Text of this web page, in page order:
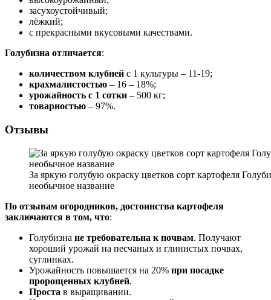
засухоустойчивый;
лёжкий;
с прекрасными вкусовыми качествами.
Голубизна отличается:
количеством клубней с 1 культуры – 11-19;
крахмалистостью – 16 – 18%;
урожайность с 1 сотки – 500 кг;
товарностью – 97%.
Отзывы
За яркую голубую окраску цветков сорт картофеля
необычное название
По отзывам огородников, достоинства картофеля
заключаются в том, что:
Голубизна не требовательна к почвам. Получают
хороший урожай на песчаных и глинистых почвах,
суглинках.
Урожайность повышается на 20% при посадке
пророщенных клубней.
Проста в выращивании.